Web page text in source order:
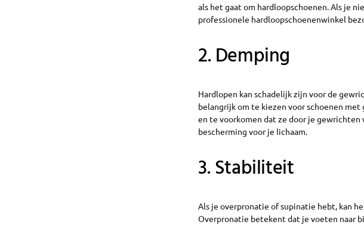
als het gaat om hardloopschoenen. Als je
professionele hardloopschoenenwinkel
2. Demping
Hardlopen kan schadelijk zijn voor de
belangrijk om te kiezen voor schoenen
en te voorkomen dat ze door je gewrichten
bescherming voor je lichaam.
3. Stabiliteit
Als je overpronatie of supinatie hebt, kan
Overpronatie betekent dat je voeten naar